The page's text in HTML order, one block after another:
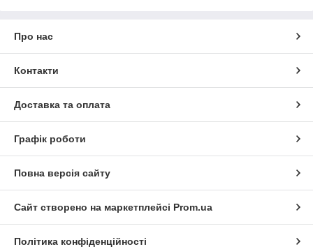
Про нас
Контакти
Доставка та оплата
Графік роботи
Повна версія сайту
Сайт створено на маркетплейсі Prom.ua
Політика конфіденційності